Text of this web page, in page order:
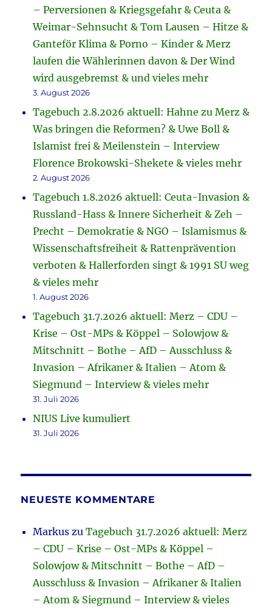
– Perversionen & Kriegsgefahr & Ceuta &
Weimar-Sehnsucht & Tom Lausen – Hitze &
Ganteför Klima & Porno – Kinder & Merz
laufen die Wählerinnen davon & Der Wind
wird ausgebremst & und vieles mehr
3. August 2026
Tagebuch 2.8.2026 aktuell: Hahne zu Merz &
Was bringen die Reformen? & Uwe Boll &
Islamist frei & Meilenstein – Interview
Florence Brokowski-Shekete & vieles mehr
2. August 2026
Tagebuch 1.8.2026 aktuell: Ceuta-Invasion &
Russland-Hass & Innere Sicherheit & Zeh –
Precht – Demokratie & NGO – Islamismus &
Wissenschaftsfreiheit & Rattenprävention
verboten & Hallerforden singt & 1991 SU weg
& vieles mehr
1. August 2026
Tagebuch 31.7.2026 aktuell: Merz – CDU –
Krise – Ost-MPs & Köppel – Solowjow &
Mitschnitt – Bothe – AfD – Ausschluss &
Invasion – Afrikaner & Italien – Atom &
Siegmund – Interview & vieles mehr
31. Juli 2026
NIUS Live kumuliert
31. Juli 2026
NEUESTE KOMMENTARE
Markus zuTagebuch 31.7.2026 aktuell: Merz
– CDU – Krise – Ost-MPs & Köppel –
Solowjow & Mitschnitt – Bothe – AfD –
Ausschluss & Invasion – Afrikaner & Italien
– Atom & Siegmund – Interview & vieles